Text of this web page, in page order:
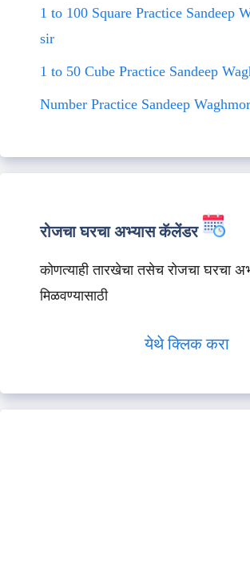
1 to 100 Square Practice Sandeep
sir
1 to 50 Cube Practice Sandeep
Number Practice Sandeep
रोजचा घरचा अभ्यास कॅलेंडर
कोणत्याही तारखेचा तसेच रोजचा घरचा
मिळवण्यासाठी
येथे क्लिक करा